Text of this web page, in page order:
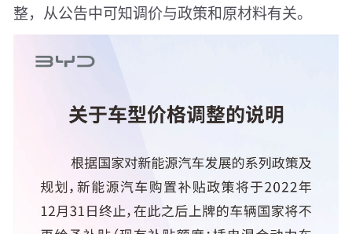
整，从公告中可知调价与政策和原材料有关。